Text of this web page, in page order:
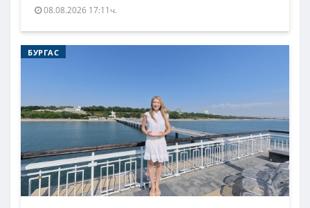
08.08.2026 17:11ч.
БУРГАС